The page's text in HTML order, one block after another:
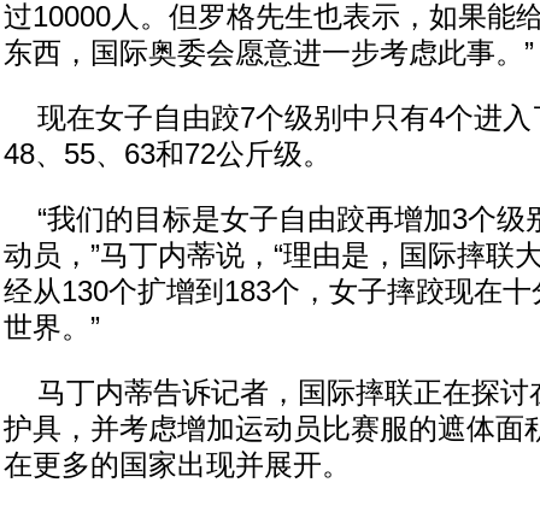
过10000人。但罗格先生也表示，如果能
东西，国际奥委会愿意进一步考虑此事。”
现在女子自由跤7个级别中只有4个进入
48、55、63和72公斤级。
“我们的目标是女子自由跤再增加3个级
动员，”马丁内蒂说，“理由是，国际摔联
经从130个扩增到183个，女子摔跤现在
世界。”
马丁内蒂告诉记者，国际摔联正在探讨
护具，并考虑增加运动员比赛服的遮体面
在更多的国家出现并展开。